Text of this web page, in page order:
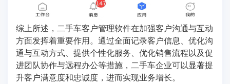
综上所述，二手车客户管理软件在加强客户沟通与互动
方面发挥着重要作用。通过全面记录客户信息、优化沟
通与互动方式、提供个性化服务、优化销售流程以及促
进团队协作与远程办公等措施，二手车企业可以显著提
升客户满意度和忠诚度，进而实现业务增长。